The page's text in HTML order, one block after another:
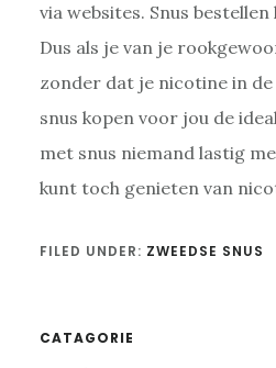
via websites. Snus bestellen
Dus als je van je
zonder dat je nicotine in
snus kopen voor jou de
met snus niemand lastig
kunt toch genieten van
FILED UNDER: ZWEEDSE SNUS
Primary
CATAGORIE